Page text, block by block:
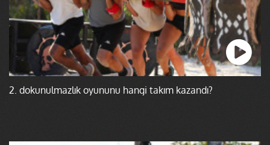
2. dokunulmazlık oyununu hangi takım kazandı?